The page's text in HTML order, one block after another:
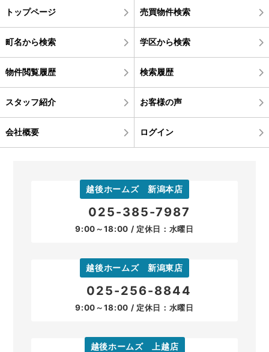
トップページ 売買物件検索
町名から検索 学区から検索
物件閲覧履歴 検索履歴
スタッフ紹介 お客様の声
会社概要 ログイン
越後ホームズ 新潟本店
025-385-7987
9:00～18:00 / 定休日：水曜日
越後ホームズ 新潟東店
025-256-8844
9:00～18:00 / 定休日：水曜日
越後ホームズ 上越店